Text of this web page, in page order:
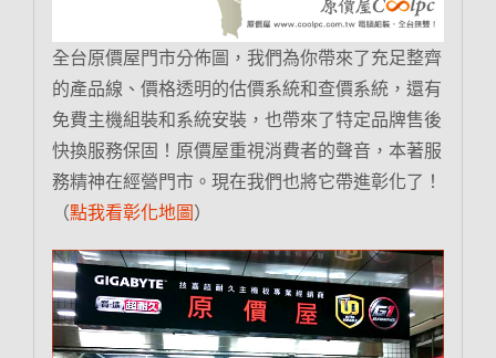
全台原價屋門市分佈圖，我們為你帶來了充足整齊
的產品線、價格透明的估價系統和查價系統，還有
免費主機組裝和系統安裝，也帶來了特定品牌售後
快換服務保固！原價屋重視消費者的聲音，本著服
務精神在經營門市。現在我們也將它帶進彰化了！
（點我看彰化地圖）